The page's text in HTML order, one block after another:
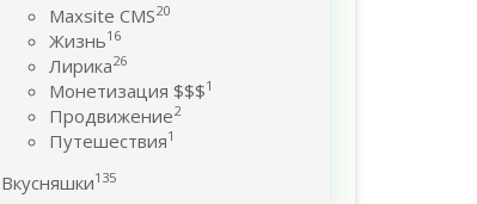
Maxsite CMS20
Жизнь16
Лирика26
Монетизация $$$1
Продвижение2
Путешествия1
Вкусняшки135